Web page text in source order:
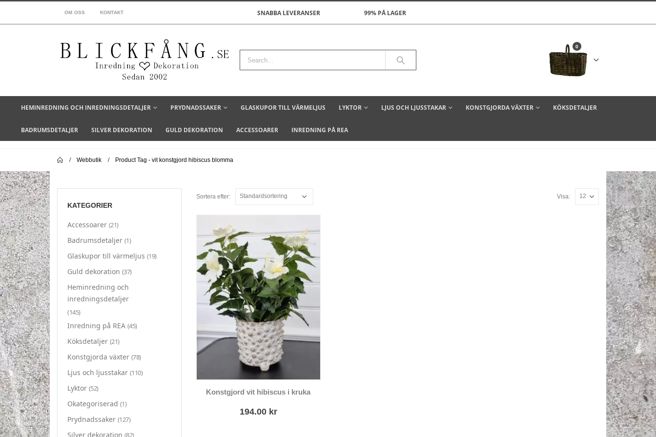
OM OSS KONTAKT SNABBA LEVERANSER 99% PÅ LAGER
0
HEMINREDNING OCH INREDNINGSDETALJER PRYDNADSSAKER GLASKUPOR TILL VÄRMELJUS LYKTOR LJUS OCH LJUSSTAKAR KONSTGJORDA VÄXTER KÖKSDETALJER
BADRUMSDETALJER SILVER DEKORATION GULD DEKORATION ACCESSOARER INREDNING PÅ REA
Webbutik Product Tag - vit konstgjord hibiscus blomma
Sortera efter: Visa:
Konstgjord vit hibiscus i kruka
194.00 kr
KATEGORIER
Accessoarer (21)
Badrumsdetaljer (1)
Glaskupor till värmeljus (19)
Guld dekoration (37)
Heminredning och
inredningsdetaljer
(145)
Inredning på REA (45)
Köksdetaljer (21)
Konstgjorda växter (78)
Ljus och ljusstakar (110)
Lyktor (52)
Okategoriserad (1)
Prydnadssaker (127)
Silver dekoration (82)